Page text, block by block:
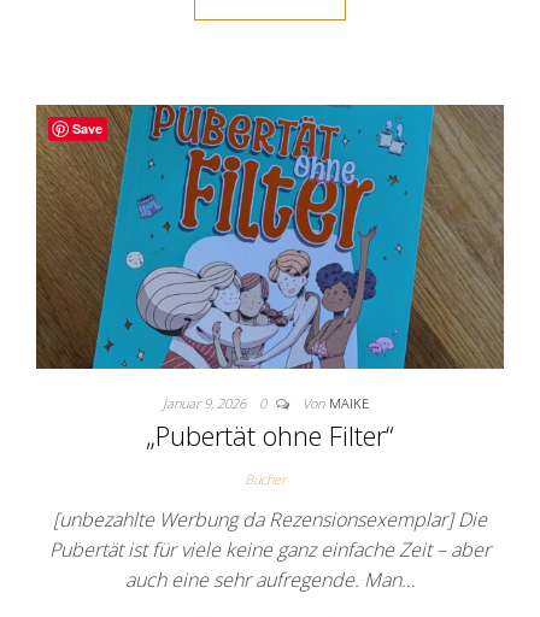
Januar 9, 2026 0 Von MAIKE
„Pubertät ohne Filter“
Bücher
[unbezahlte Werbung da Rezensionsexemplar] Die
Pubertät ist für viele keine ganz einfache Zeit – aber
auch eine sehr aufregende. Man…
Save